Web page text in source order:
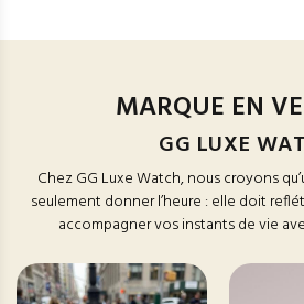
MARQUE EN
GG LUXE
Chez GG Luxe Watch, nous croyons
seulement donner l’heure : elle doit
accompagner vos instants de vie